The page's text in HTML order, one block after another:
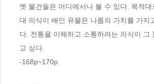
옛 물건들은 어디에서나 볼 수 있다. 목적
대 의식이 배인 유물은 나름의 가치를 가
다. 전통을 이해하고 소통하려는 의식이
고 싶다.
-168p~170p